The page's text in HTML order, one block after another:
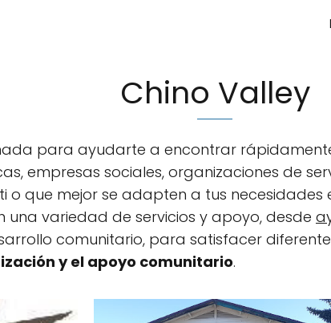
Chino Valley
para ayudarte a encontrar
empresas sociales, organizaciones de
que mejor se adapten a tus necesidades
una variedad de servicios y apoyo, desde
comunitario, para satisfacer
y el apoyo comunitario.